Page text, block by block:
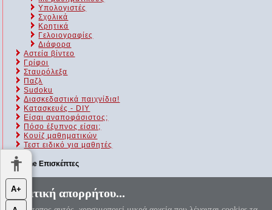
Υπολογιστές
Σχολικά
Κρητικά
Γελοιογραφίες
Διάφορα
Αστεία βίντεο
Γρίφοι
Σταυρόλεξα
Παζλ
Sudoku
Διασκεδαστικά παιχνίδια!
Κατασκευές - DIY
Είσαι αναποφάσιστος;
Πόσο έξυπνος είσαι;
Kουίζ μαθηματικών
Τεστ ειδικό για μαθητές
Online Επισκέπτες
Αυτήν τη στιγμή επισκέπτονται τον ιστότοπό μας 217 guests και
κανένα μέλος
Πολιτική απορρήτου...
Α+